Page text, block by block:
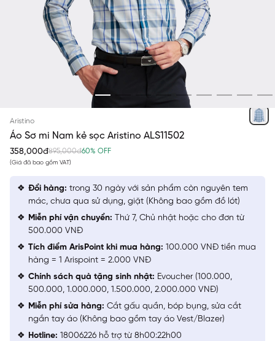
Aristino
Áo Sơ mi Nam kẻ sọc Aristino ALS11502
358,000đ895,000đ60% OFF
(Giá đã bao gồm VAT)
Đổi hàng: trong 30 ngày với sản phẩm còn nguyên tem
mác, chưa qua sử dụng, giặt (Không bao gồm đồ lót)
Miễn phí vận chuyển: Thứ 7, Chủ nhật hoặc cho đơn từ
500.000 VNĐ
Tích điểm ArisPoint khi mua hàng: 100.000 VNĐ tiền mua
hàng = 1 Arispoint = 2.000 VNĐ
Chính sách quà tặng sinh nhật: Evoucher (100.000,
500.000, 1.000.000, 1.500.000, 2.000.000 VNĐ)
Miễn phí sửa hàng: Cắt gấu quần, bóp bụng, sửa cắt
ngắn tay áo (Không bao gồm tay áo Vest/Blazer)
Hotline: 18006226 hỗ trợ từ 8h00:22h00